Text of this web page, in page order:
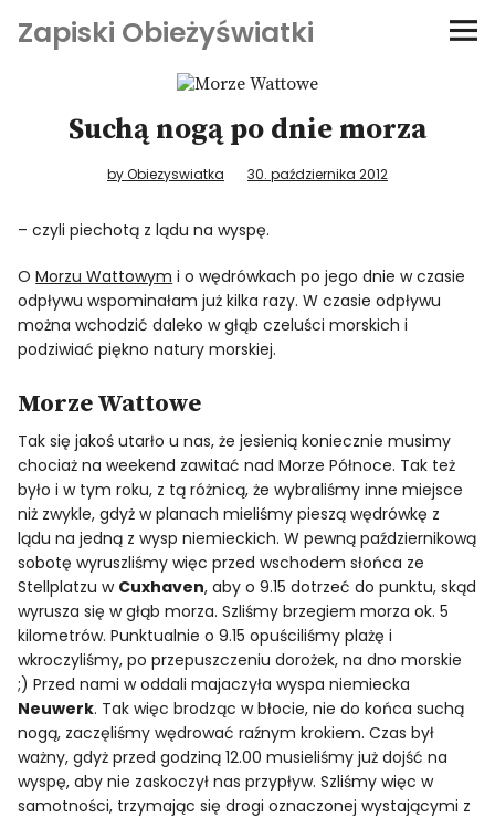
Zapiski Obieżyświatki
Kultura i sztuka
O-fiszki
Niezwyczajne ściany
Dom na kółkach
Suchą nogą po dnie morza
by Obiezyswiatka 30. października 2012
– czyli piechotą z lądu na wyspę.
OMorzu Wattowym i o wędrówkach po jego dnie w czasie
odpływu wspominałam już kilka razy. W czasie odpływu
można wchodzić daleko w głąb czeluści morskich i
podziwiać piękno natury morskiej.
Morze Wattowe
Tak się jakoś utarło u nas, że jesienią koniecznie musimy
chociaż na weekend zawitać nad Morze Północe. Tak też
było i w tym roku, z tą różnicą, że wybraliśmy inne miejsce
niż zwykle, gdyż w planach mieliśmy pieszą wędrówkę z
lądu na jedną z wysp niemieckich. W pewną październikową
sobotę wyruszliśmy więc przed wschodem słońca ze
Stellplatzu w Cuxhaven, aby o 9.15 dotrzeć do punktu, skąd
wyrusza się w głąb morza. Szliśmy brzegiem morza ok. 5
kilometrów. Punktualnie o 9.15 opuściliśmy plażę i
wkroczyliśmy, po przepuszczeniu dorożek, na dno morskie
;) Przed nami w oddali majaczyła wyspa niemiecka
Neuwerk. Tak więc brodząc w błocie, nie do końca suchą
nogą, zaczęliśmy wędrować raźnym krokiem. Czas był
ważny, gdyż przed godziną 12.00 musieliśmy już dojść na
wyspę, aby nie zaskoczył nas przypływ. Szliśmy więc w
samotności, trzymając się drogi oznaczonej wystającymi z